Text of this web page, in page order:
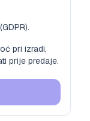
pri izradi,
prije predaje.